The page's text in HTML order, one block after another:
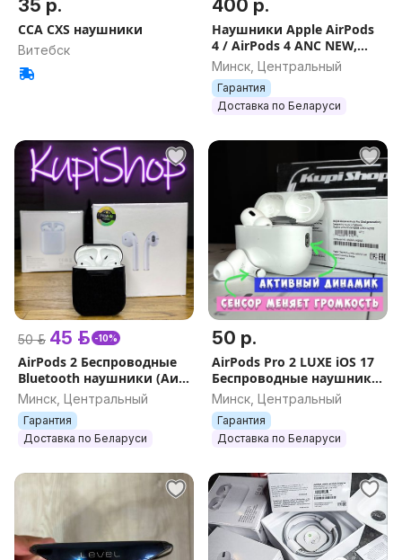
35 р.
CCA CXS наушники
Витебск
400 р.
Наушники Apple AirPods
4 / AirPods 4 ANC NEW,
Гарантия, ОРИГИНАЛ
Минск, Центральный
Гарантия
Доставка по Беларуси
50 р. 45 р. -10%
AirPods 2 Беспроводные
Bluetooth наушники (Аир
подс, эир подс air pods)
блютуз копия
Минск, Центральный
Гарантия
Доставка по Беларуси
50 р.
AirPods Pro 2 LUXE iOS 17
Беспроводные наушники
Apple (air pods эирподс,
аир подс эир подс)
Минск, Центральный
Гарантия
Доставка по Беларуси